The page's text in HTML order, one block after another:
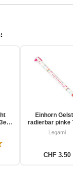
Einhorn Gelstift
radierbar pinke
Legami
CHF 3.50